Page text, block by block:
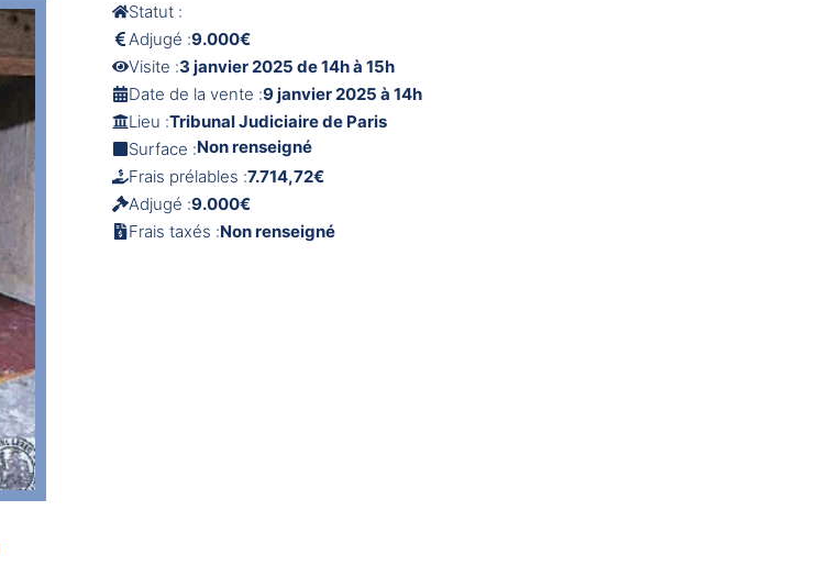
Statut :
Adjugé :9.000€
Visite :3 janvier 2025 de 14h à 15h
Date de la vente :9 janvier 2025 à 14h
Lieu :Tribunal Judiciaire de Paris
Surface :Non renseigné
Frais prélables :7.714,72€
Adjugé :9.000€
Frais taxés :Non renseigné